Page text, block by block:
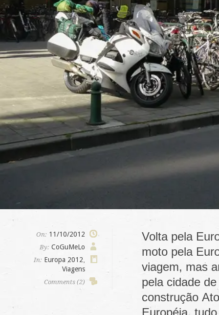
On: 11/10/2012
By: CoGuMeLo
In: Europa 2012
Viagens
Comments (2)
Volta pela
moto pela
viagem, mas
pela cidade
construção
Européia,